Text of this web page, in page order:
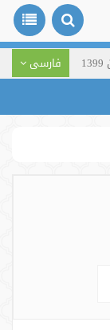
فارسی